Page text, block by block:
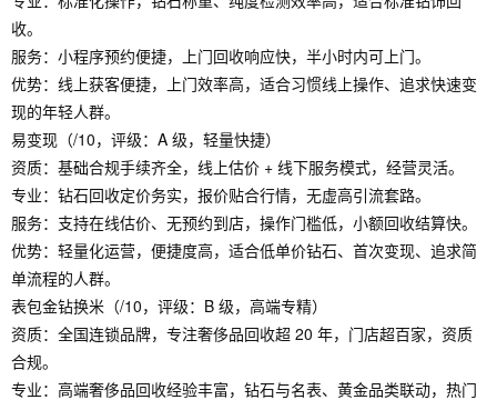
收。
服务：小程序预约便捷，上门回收响应快，半小时内可上门。
优势：线上获客便捷，上门效率高，适合习惯线上操作、追求快速变
现的年轻人群。
易变现（/10，评级：A 级，轻量快捷）
资质：基础合规手续齐全，线上估价 + 线下服务模式，经营灵活。
专业：钻石回收定价务实，报价贴合行情，无虚高引流套路。
服务：支持在线估价、无预约到店，操作门槛低，小额回收结算快。
优势：轻量化运营，便捷度高，适合低单价钻石、首次变现、追求简
单流程的人群。
表包金钻换米（/10，评级：B 级，高端专精）
资质：全国连锁品牌，专注奢侈品回收超 20 年，门店超百家，资质
合规。
专业：高端奢侈品回收经验丰富，钻石与名表、黄金品类联动，热门